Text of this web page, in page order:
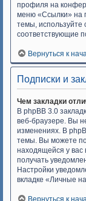
профиля на
меню «Ссылки» на
темы, используйте
соответствующие
Вернуться к
Подписки и
Чем закладки
В phpBB 3.0
веб-браузере. Вы
изменениях. В
темы. Вы можете
находящейся у вас
получать
Настройки
вкладке «Личные
Вернуться к